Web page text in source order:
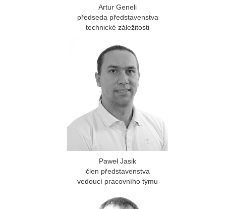
Artur Geneli
předseda představenstva
technické záležitosti
Paweł Jasik
člen představenstva
vedoucí pracovního týmu